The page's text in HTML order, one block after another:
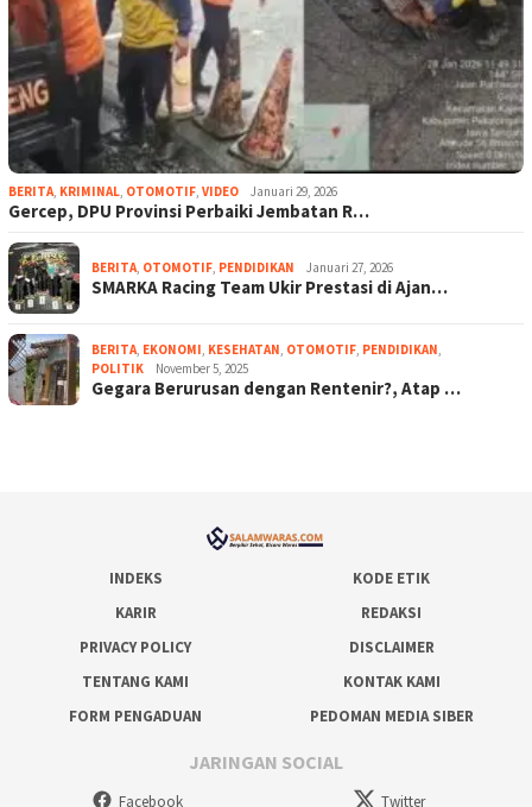
BERITA KRIMINAL OTOMOTIF VIDEO Januari 29, 2026
Gercep, DPU Provinsi Perbaiki Jembatan R…
BERITA OTOMOTIF PENDIDIKAN Januari 27, 2026
SMARKA Racing Team Ukir Prestasi di Ajan…
BERITA EKONOMI KESEHATAN OTOMOTIF PENDIDIKAN
POLITIK
November 5, 2025
Gegara Berurusan dengan Rentenir?, Atap …
INDEKS
KODE ETIK
KARIR
REDAKSI
PRIVACY POLICY
DISCLAIMER
TENTANG KAMI
KONTAK KAMI
FORM PENGADUAN
PEDOMAN MEDIA SIBER
JARINGAN SOCIAL
Facebook Twitter